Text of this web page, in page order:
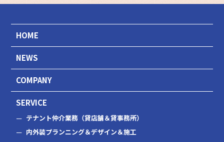
HOME
NEWS
COMPANY
SERVICE
テナント仲介業務（貸店舗＆貸事務所）
内外装プランニング＆デザイン＆施工